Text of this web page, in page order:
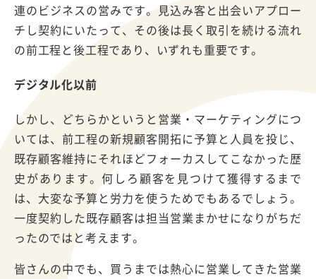
連のビジネスの営みです。見込み客と出会いアプロー
チし契約にいたって、その後は長く取引を続ける流れ
の前工程と後工程であり、いずれも重要です。
デジタル化以前
しかし、どちらかというと営業・マーケティングにつ
いては、前工程の新規顧客開拓に予算と人員を投じ、
既存顧客維持にそれほどフォーカスしてこなかった歴
史があります。何しろ顧客を見つけて獲得するまで
は、大変な予算と労力を使うためでもあるでしょう。
一度契約した既存顧客は担当営業まかせになりがちだ
ったのではと考えます。
皆さんの中でも、買うまでは熱心に営業してきた営業